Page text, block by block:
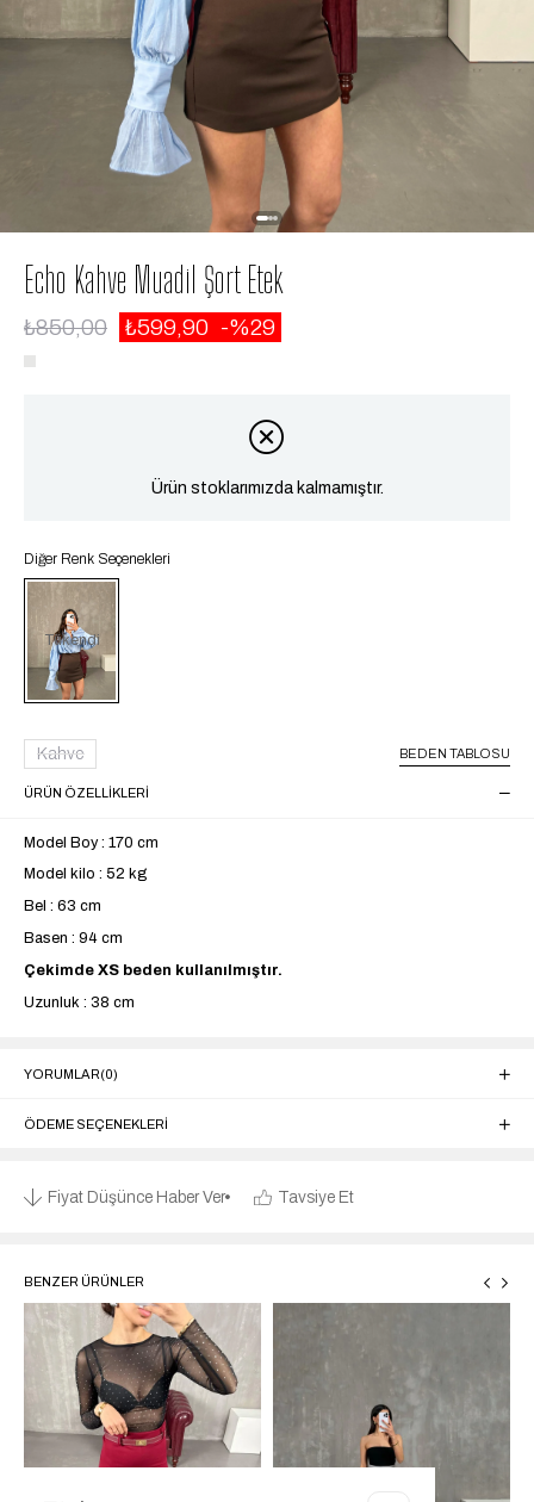
Echo Kahve Muadil Şort Etek
₺850,00 ₺599,90 29
Ürün stoklarımızda kalmamıştır.
Diğer Renk Seçenekleri
Tükendi
Kahve BEDEN TABLOSU
ÜRÜN ÖZELLIKLERI
Model Boy : 170 cm
Model kilo : 52 kg
Bel : 63 cm
Basen : 94 cm
Çekimde XS beden kullanılmıştır.
Uzunluk : 38 cm
YORUMLAR(0)
ÖDEME SEÇENEKLERI
Fiyat Düşünce Haber Ver Tavsiye Et
BENZER ÜRÜNLER